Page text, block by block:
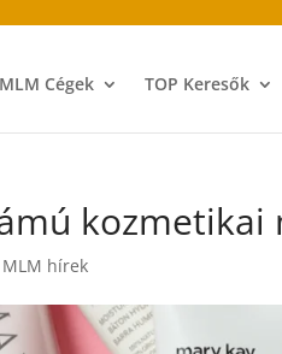
MLM Cégek TOP Keresők
kozmetikai
MLM hírek